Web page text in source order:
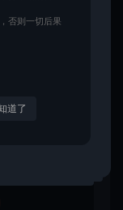
否则一切后果
道了